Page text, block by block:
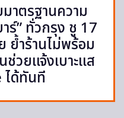
าตรฐานความ
ร์” ทั่วกรุง ชู 17
ย้ำร้านไม่พร้อม
ช่วยแจ้งเบาะแส
ด้ทันที